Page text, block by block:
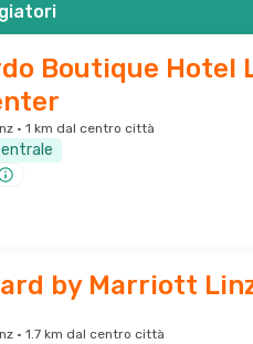
Boutique Hotel
· 1 km dal centro città
by Marriott
· 1.7 km dal centro città